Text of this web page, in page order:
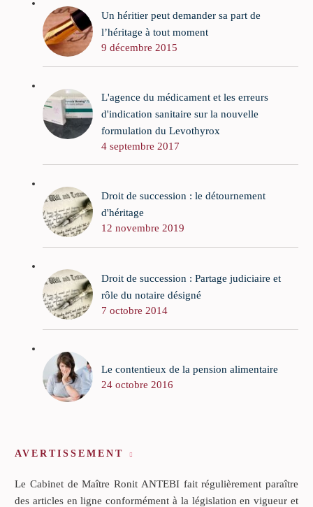
Un héritier peut demander sa part de
l’héritage à tout moment
9 décembre 2015
L'agence du médicament et les erreurs
d'indication sanitaire sur la nouvelle
formulation du Levothyrox
4 septembre 2017
Droit de succession : le détournement
d'héritage
12 novembre 2019
Droit de succession : Partage judiciaire et
rôle du notaire désigné
7 octobre 2014
Le contentieux de la pension alimentaire
24 octobre 2016
AVERTISSEMENT
Le Cabinet de Maître Ronit ANTEBI fait régulièrement paraître
des articles en ligne conformément à la législation en vigueur et